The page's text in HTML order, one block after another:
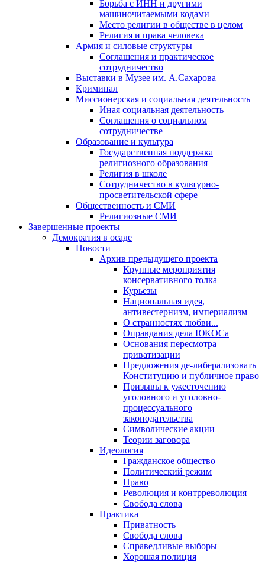
Борьба с ИНН и другими
машиночитаемыми кодами
Место религии в обществе в целом
Религия и права человека
Армия и силовые структуры
Соглашения и практическое
сотрудничество
Выставки в Музее им. А.Сахарова
Криминал
Миссионерская и социальная деятельность
Иная социальная деятельность
Соглашения о социальном
сотрудничестве
Образование и культура
Государственная поддержка
религиозного образования
Религия в школе
Сотрудничество в культурно-
просветительской сфере
Общественность и СМИ
Религиозные СМИ
Завершенные проекты
Демократия в осаде
Новости
Архив предыдущего проекта
Крупные мероприятия
консервативного толка
Курьезы
Национальная идея,
антивестернизм, империализм
О странностях любви...
Оправдания дела ЮКОСа
Основания пересмотра
приватизации
Предложения де-либерализовать
Конституцию и публичное право
Призывы к ужесточению
уголовного и уголовно-
процессуального
законодательства
Символические акции
Теории заговора
Идеология
Гражданское общество
Политический режим
Право
Революция и контрреволюция
Свобода слова
Практика
Приватность
Свобода слова
Справедливые выборы
Хорошая полиция